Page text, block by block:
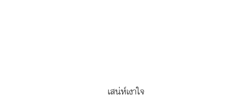
เสน่ห์เงาใจ